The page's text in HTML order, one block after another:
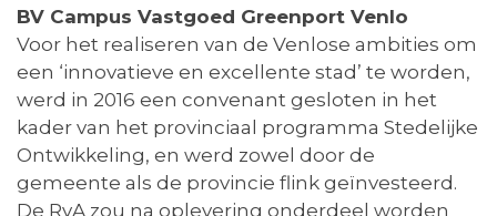
BV Campus Vastgoed Greenport Venlo
Voor het realiseren van de Venlose ambities om
een ‘innovatieve en excellente stad’ te worden,
werd in 2016 een convenant gesloten in het
kader van het provinciaal programma Stedelijke
Ontwikkeling, en werd zowel door de
gemeente als de provincie flink geïnvesteerd.
De RvA zou na oplevering onderdeel worden